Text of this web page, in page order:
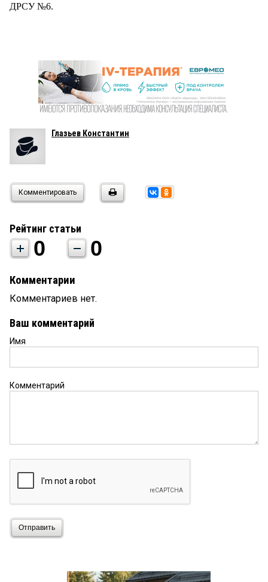
ДРСУ №6.
Глазьев Константин
Комментировать
Рейтинг статьи
0 0
Комментарии
Комментариев нет.
Ваш комментарий
Имя
Комментарий
Отправить